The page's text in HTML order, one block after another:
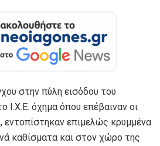
στην πύλη εισόδου του
Ι.Χ.Ε. όχημα όπου επέβαιναν οι
εντοπίστηκαν επιμελώς κρυμμένα
καθίσματα και στον χώρο της